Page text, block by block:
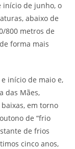
início de junho, o
abaixo de
800 metros de
forma mais
início de maio e,
das Mães,
em torno
de “frio
de frios
cinco anos,